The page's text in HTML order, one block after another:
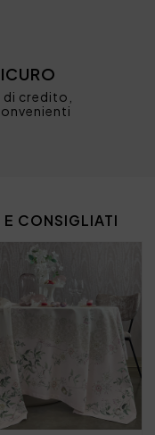
credito,
CONSIGLIATI